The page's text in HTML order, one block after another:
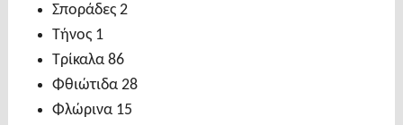
Σποράδες 2
Τήνος 1
Τρίκαλα 86
Φθιώτιδα 28
Φλώρινα 15